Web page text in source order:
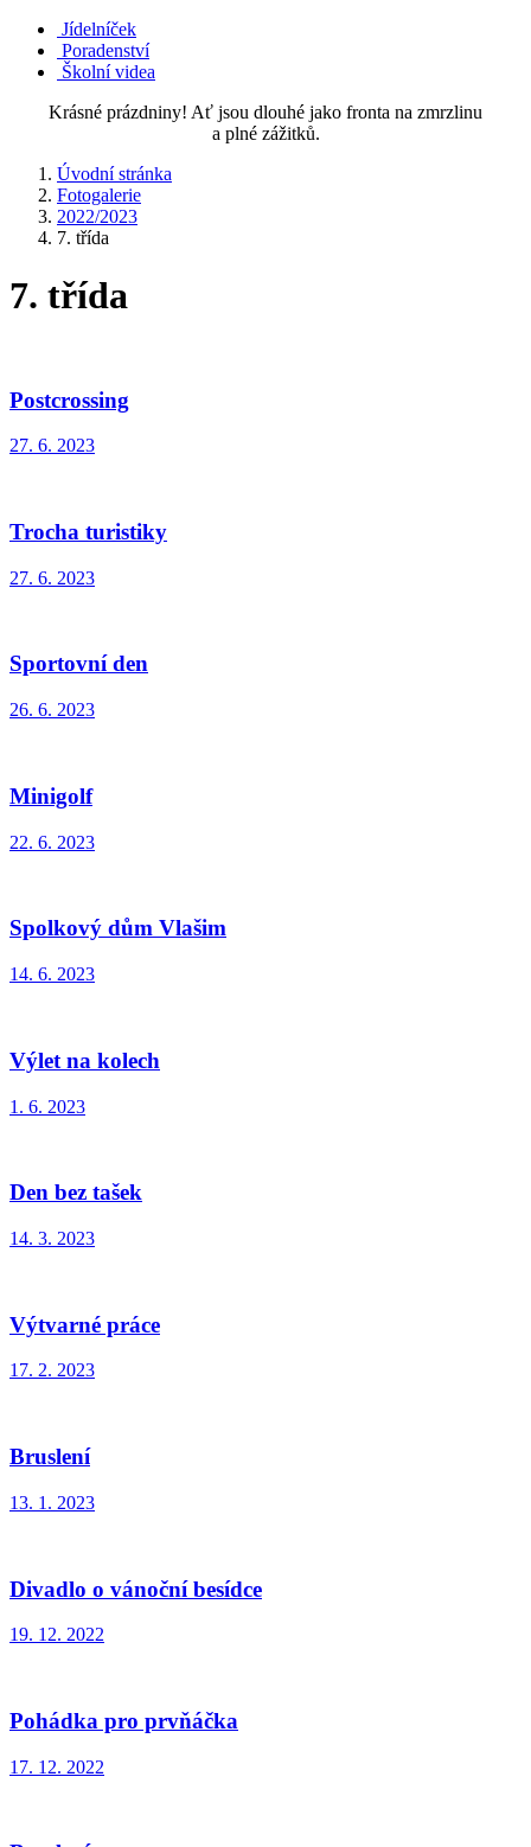
Jídelníček
Poradenství
Školní videa
Krásné prázdniny! Ať jsou dlouhé jako fronta na zmrzlinu
a plné zážitků.
Úvodní stránka
Fotogalerie
2022/2023
7. třída
7. třída
Postcrossing
27. 6. 2023
Trocha turistiky
27. 6. 2023
Sportovní den
26. 6. 2023
Minigolf
22. 6. 2023
Spolkový dům Vlašim
14. 6. 2023
Výlet na kolech
1. 6. 2023
Den bez tašek
14. 3. 2023
Výtvarné práce
17. 2. 2023
Bruslení
13. 1. 2023
Divadlo o vánoční besídce
19. 12. 2022
Pohádka pro prvňáčka
17. 12. 2022